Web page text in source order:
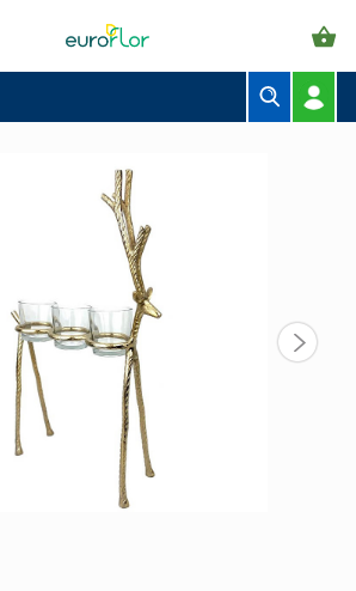
ЦВЕТЫ В ПАЧКАХ
СВАДЕБНАЯ ФЛОРИСТИКА
КОМНАТНЫЕ РАСТЕНИЯ
ГОРШКИ И КАШПО
ГРУНТЫ И УДОБРЕНИЯ
ПРЕДМЕТЫ ИНТЕРЬЕРА
КАТАЛОГ
ПРЕДМЕТЫ ИНТЕРЬЕРА